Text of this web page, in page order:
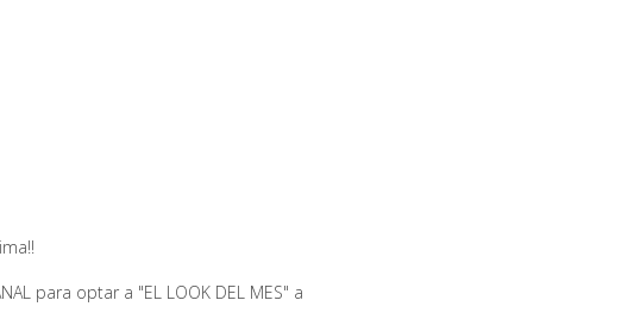
para optar a "EL LOOK DEL MES" a